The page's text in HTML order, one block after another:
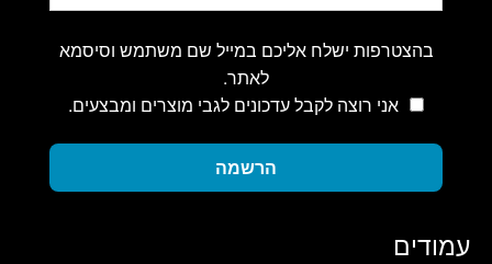
בהצטרפות ישלח אליכם במייל שם משתמש וסיסמא
לאתר.
אני רוצה לקבל עדכונים לגבי מוצרים ומבצעים.
הרשמה
עמודים